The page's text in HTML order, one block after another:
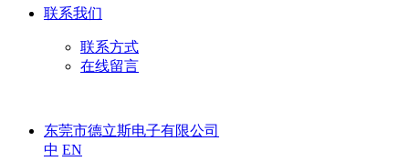
联系我们
联系方式
在线留言
东莞市德立斯电子有限公司
中 EN